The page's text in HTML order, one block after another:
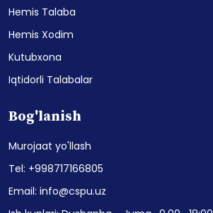
Hemis Talaba
Hemis Xodim
Kutubxona
Iqtidorli Talabalar
Bog'lanish
Murojaat yo'llash
Tel: +998717166805
Email: info@cspu.uz